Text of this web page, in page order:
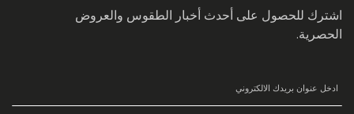
اشترك للحصول على أحدث أخبار الطقوس والعروض
الحصرية.